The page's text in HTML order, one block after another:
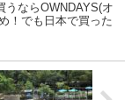
うならOWNDAYS(オ
！でも日本で買った